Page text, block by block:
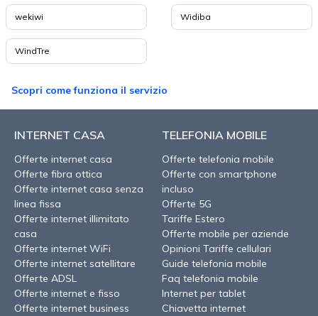
wekiwi Widiba
WindTre
Scopri come funziona il servizio
INTERNET CASA
Offerte internet casa
Offerte fibra ottica
Offerte internet casa senza
linea fissa
Offerte internet illimitato
casa
Offerte internet WiFi
Offerte internet satellitare
Offerte ADSL
Offerte internet e fisso
Offerte internet business
TELEFONIA MOBILE
Offerte telefonia mobile
Offerte con smartphone
incluso
Offerte 5G
Tariffe Estero
Offerte mobile per aziende
Opinioni Tariffe cellulari
Guide telefonia mobile
Faq telefonia mobile
Internet per tablet
Chiavetta internet